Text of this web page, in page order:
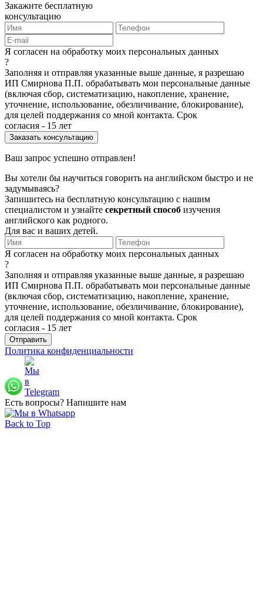
Закажите бесплатную
консультацию
Я согласен на обработку моих персональных данных
?
Заполняя и отправляя указанные выше данные, я разрешаю
ИП Смирнова П.П. обрабатывать мои персональные данные
(включая сбор, систематизацию, накопление, хранение,
уточнение, использование, обезличивание, блокирование),
для целей поддержания со мной контакта. Срок
согласия - 15 лет
Ваш запрос успешно отправлен!
Вы хотели бы научиться говорить на английском быстро и не
задумываясь?
Запишитесь на бесплатную консультацию с нашим
специалистом и узнайте секретный способ изучения
английского как родного.
Для вас и ваших детей.
Я согласен на обработку моих персональных данных
?
Заполняя и отправляя указанные выше данные, я разрешаю
ИП Смирнова П.П. обрабатывать мои персональные данные
(включая сбор, систематизацию, накопление, хранение,
уточнение, использование, обезличивание, блокирование),
для целей поддержания со мной контакта. Срок
согласия - 15 лет
Политика конфиденциальности
Есть вопросы? Напишите нам
Back to Top